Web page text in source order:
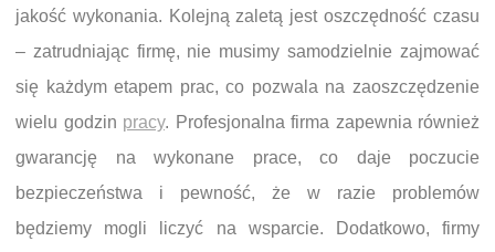
jakość wykonania. Kolejną zaletą jest oszczędność czasu
– zatrudniając firmę, nie musimy samodzielnie zajmować
się każdym etapem prac, co pozwala na zaoszczędzenie
wielu godzin pracy. Profesjonalna firma zapewnia również
gwarancję na wykonane prace, co daje poczucie
bezpieczeństwa i pewność, że w razie problemów
będziemy mogli liczyć na wsparcie. Dodatkowo, firmy